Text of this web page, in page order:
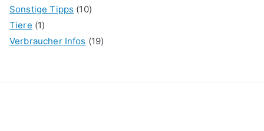
Sonstige Tipps (10)
Tiere (1)
Verbraucher Infos (19)